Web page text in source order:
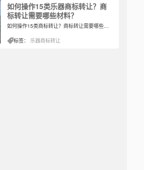
如何操作15类乐器商标转让？商
标转让需要哪些材料？
如何操作15类商标转让？商标转让需要哪些材料？想了解这个问题的朋友，大部分都想买商标，或者因为商标转让处理周期短，风险小，商标质量高，想卖，不想用。那么，如何操作15类商标的转让呢？商标转让需要哪些材料？
标签： 乐器商标转让